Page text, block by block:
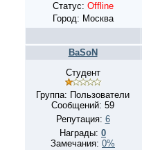
Статус: Offline
Город: Москва
BaSoN
Студент
Группа: Пользователи
Сообщений: 59
Репутация: 6
Награды: 0
Замечания: 0%